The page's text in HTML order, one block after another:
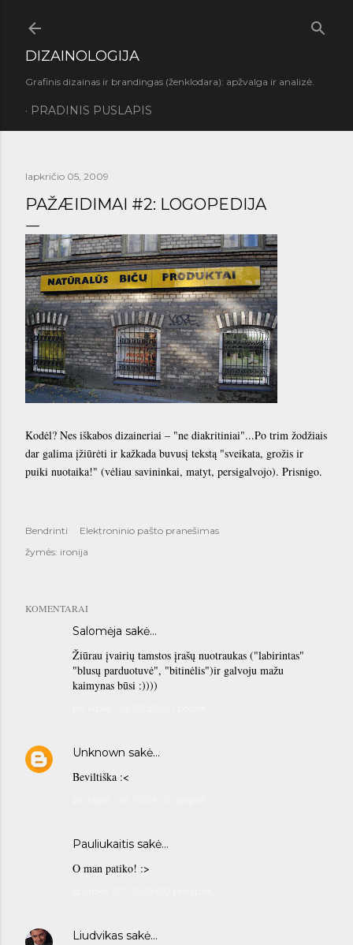
DIZAINOLOGIJA
Grafinis dizainas ir brandingas (ženklodara): apžvalga ir analizė.
PRADINIS PUSLAPIS
lapkričio 05, 2009
PAŽÆIDIMAI #2: LOGOPEDIJA
Kodėl? Nes iškabos dizaineriai – "ne diakritiniai"...Po trim žodžiais
dar galima įžiūrėti ir kažkada buvusį tekstą "sveikata, grožis ir
puiki nuotaika!" (vėliau savininkai, matyt, persigalvojo). Prisnigo.
Bendrinti
Elektroninio pašto pranešimas
žymės: ironija
KOMENTARAI
Salomėja sakė…
Žiūrau įvairių tamstos įrašų nuotraukas ("labirintas"
"blusų parduotuvė", "bitinėlis")ir galvoju mažu
kaimynas būsi :))))
Unknown sakė…
Beviltiška :<
Pauliukaitis sakė…
O man patiko! :>
Liudvikas sakė…